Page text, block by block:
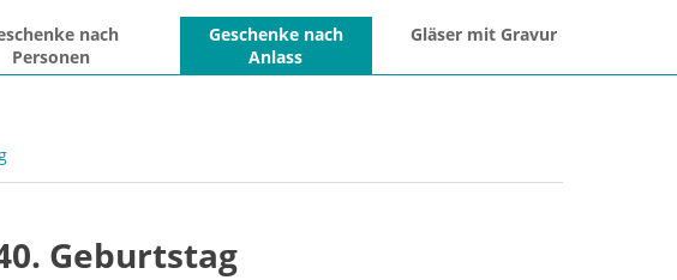
nach
Personen
Geschenke nach
Anlass
Gläser mit Gravur
Geburtstag